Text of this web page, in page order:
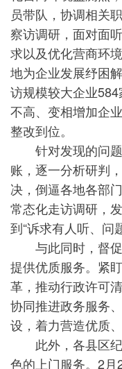
员带队，协调相关
察访调研，面对面
求以及优化营商环
地为企业发展纾困
访规模较大企业
不高、变相增加企
整改到位。
针对发现的问题
账，逐一分析研判
决，倒逼各地各部
常态化走访调研，
到“诉求有人听、问
与此同时，督促
提供优质服务。紧
革，推动行政许可
协同推进政务服务
设，着力营造优质
此外，各县区纪
色的上门服务。2